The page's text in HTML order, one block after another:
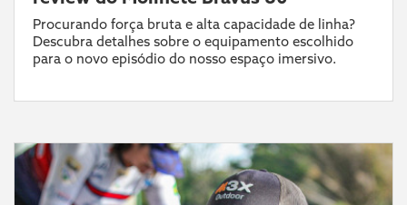
Procurando força bruta e alta capacidade de linha?
Descubra detalhes sobre o equipamento escolhido
para o novo episódio do nosso espaço imersivo.